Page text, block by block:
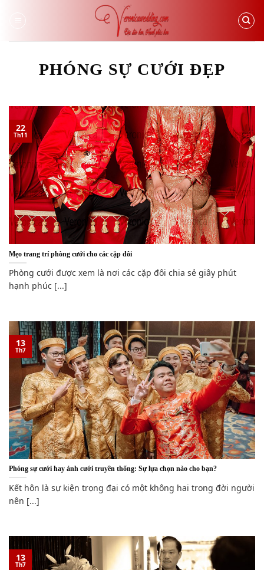
PHÓNG SỰ CƯỚI ĐẸP
Mẹo trang trí phòng cưới cho các cặp đôi
Phòng cưới được xem là nơi các cặp đôi chia sẻ giây phút
hạnh phúc [...]
22
Th11
Phóng sự cưới hay ảnh cưới truyền thống: Sự lựa chọn nào cho bạn?
Kết hôn là sự kiện trọng đại có một không hai trong đời người
nên [...]
13
Th7
13
Th7